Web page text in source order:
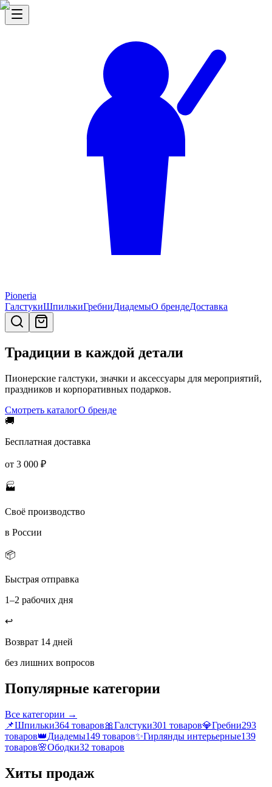
Pioneria
ГалстукиШпилькиГребниДиадемыО брендеДоставка
Традиции в каждой детали
Пионерские галстуки, значки и аксессуары для мероприятий,
праздников и корпоративных подарков.
Смотреть каталогО бренде
🚚
Бесплатная доставка
от 3 000 ₽
🏭
Своё производство
в России
📦
Быстрая отправка
1–2 рабочих дня
↩️
Возврат 14 дней
без лишних вопросов
Популярные категории
Все категории →
📌Шпильки364 товаров🎀Галстуки301 товаров💎Гребни293
товаров👑Диадемы149 товаров✨Гирлянды интерьерные139
товаров🌸Ободки32 товаров
Хиты продаж